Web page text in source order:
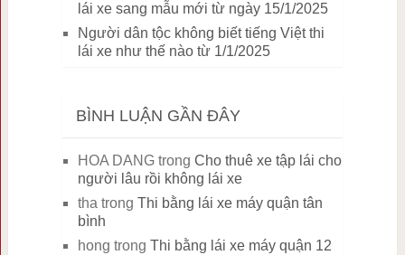
lái xe sang mẫu mới từ ngày 15/1/2025
Người dân tộc không biết tiếng Việt thi
lái xe như thế nào từ 1/1/2025
BÌNH LUẬN GẦN ĐÂY
HOA DANGtrong Cho thuê xe tập lái cho
người lâu rồi không lái xe
tha trong Thi bằng lái xe máy quận tân
bình
hong trong Thi bằng lái xe máy quận 12